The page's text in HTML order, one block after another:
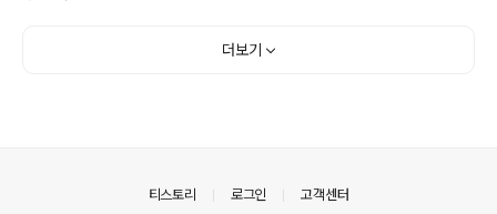
주지 않을까 우려된다. 공동성명의 핵심은 미 전략자산의 한반도 상시 수준 배치다.
더보기
티스토리 로그인 고객센터